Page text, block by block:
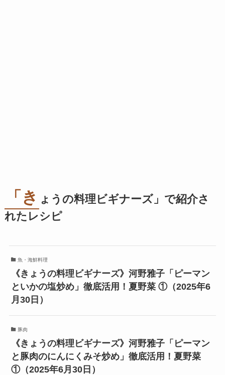
「き ょうの料理ビギナーズ」で紹介さ
れたレシピ
魚・海鮮料理
《きょうの料理ビギナーズ》河野雅子「ピーマン
といかの塩炒め」徹底活用！夏野菜 ①（2025年6
月30日）
豚肉
《きょうの料理ビギナーズ》河野雅子「ピーマン
と豚肉のにんにくみそ炒め」徹底活用！夏野菜
①（2025年6月30日）